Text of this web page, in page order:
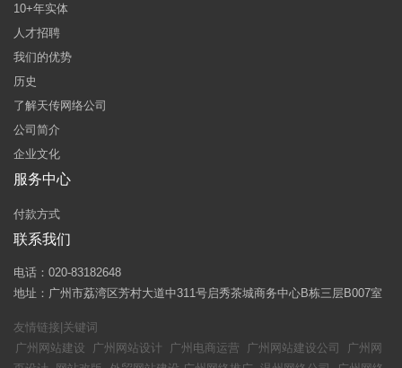
10+年实体
人才招聘
我们的优势
历史
了解天传网络公司
公司简介
企业文化
服务中心
付款方式
联系我们
电话：020-83182648
地址：广州市荔湾区芳村大道中311号启秀茶城商务中心B栋三层B007室
友情链接|关键词
广州网站建设
广州网站设计 广州电商运营 广州网站建设公司
广州网